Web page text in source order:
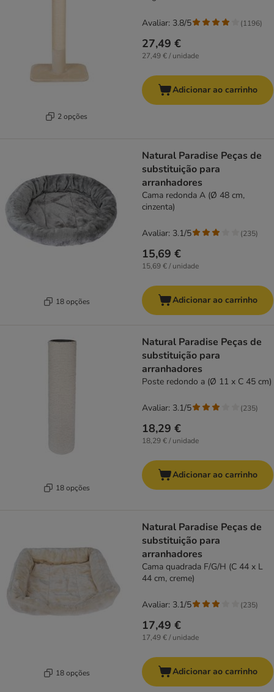
2 opções
27,49 €
27,49 € / unidade
Avaliar: 3.8/5 (1196)
Adicionar ao carrinho
18 opções
Natural Paradise Peças de
substituição para
arranhadores
Cama redonda A (Ø 48 cm,
cinzenta)
15,69 €
15,69 € / unidade
Avaliar: 3.1/5 (235)
Adicionar ao carrinho
18 opções
Natural Paradise Peças de
substituição para
arranhadores
Poste redondo a (Ø 11 x C 45 cm)
18,29 €
18,29 € / unidade
Avaliar: 3.1/5 (235)
Adicionar ao carrinho
18 opções
Natural Paradise Peças de
substituição para
arranhadores
Cama quadrada F/G/H (C 44 x L
44 cm, creme)
17,49 €
17,49 € / unidade
Avaliar: 3.1/5 (235)
Adicionar ao carrinho